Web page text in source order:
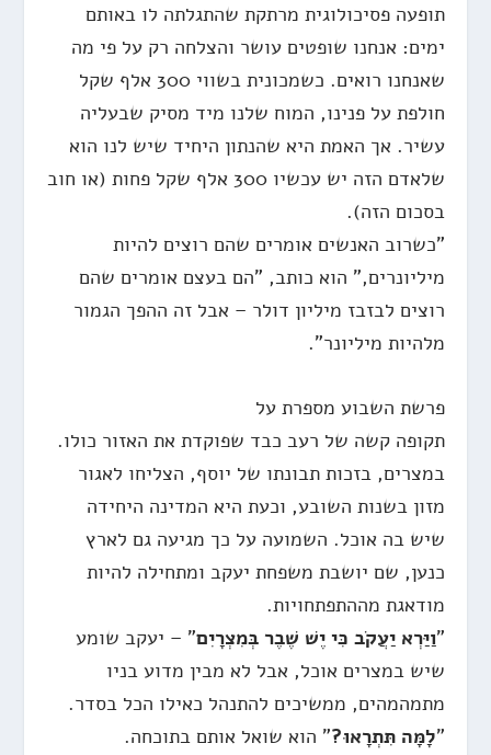
תופעה פסיכולוגית מרתקת שהתגלתה לו באותם
ימים: אנחנו שופטים עושר והצלחה רק על פי מה
שאנחנו רואים. כשמכונית בשווי 300 אלף שקל
חולפת על פנינו, המוח שלנו מיד מסיק שבעליה
עשיר. אך האמת היא שהנתון היחיד שיש לנו הוא
שלאדם הזה יש עכשיו 300 אלף שקל פחות (או חוב
בסכום הזה).
"כשרוב האנשים אומרים שהם רוצים להיות
מיליונרים," הוא כותב, "הם בעצם אומרים שהם
רוצים לבזבז מיליון דולר – אבל זה ההפך הגמור
מלהיות מיליונר".
פרשת השבוע מספרת על
תקופה קשה של רעב כבד שפוקדת את האזור כולו.
במצרים, בזכות תבונתו של יוסף, הצליחו לאגור
מזון בשנות השובע, וכעת היא המדינה היחידה
שיש בה אוכל. השמועה על כך מגיעה גם לארץ
כנען, שם יושבת משפחת יעקב ומתחילה להיות
מודאגת מההתפתחויות.
"וַיַּרְא יַעֲקֹב כִּי יֶשׁ שֶׁבֶר בְּמִצְרָיִם" – יעקב שומע
שיש במצרים אוכל, אבל לא מבין מדוע בניו
מתמהמהים, ממשיכים להתנהל כאילו הכל בסדר.
"לָמָּה תִּתְרָאוּ?" הוא שואל אותם בתוכחה.